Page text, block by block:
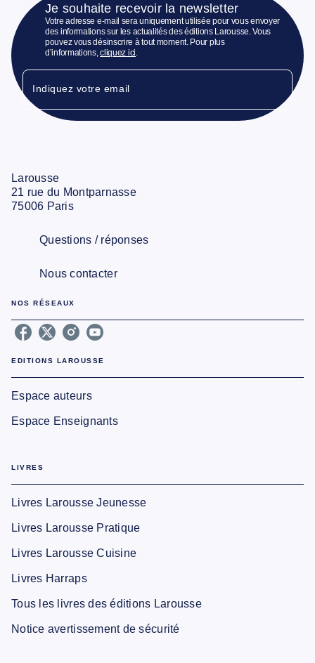
Je souhaite recevoir la newsletter
Votre adresse e-mail sera uniquement utilisée pour vous envoyer
des informations sur les actualités des éditions Larousse. Vous
pouvez vous désinscrire à tout moment. Pour plus
d’informations,cliquez ici.
Indiquez votre email
Larousse
21 rue du Montparnasse
75006 Paris
Questions / réponses
Nous contacter
NOS RÉSEAUX
EDITIONS LAROUSSE
Espace auteurs
Espace Enseignants
LIVRES
Livres Larousse Jeunesse
Livres Larousse Pratique
Livres Larousse Cuisine
Livres Harraps
Tous les livres des éditions Larousse
Notice avertissement de sécurité